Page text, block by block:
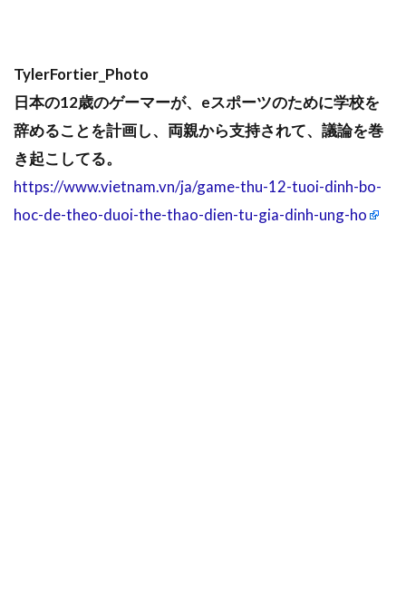
TylerFortier_Photo
日本の12歳のゲーマーが、eスポーツのために学校を
辞めることを計画し、両親から支持されて、議論を巻
き起こしてる。
https://www.vietnam.vn/ja/game-thu-12-tuoi-dinh-bo-
hoc-de-theo-duoi-the-thao-dien-tu-gia-dinh-ung-ho